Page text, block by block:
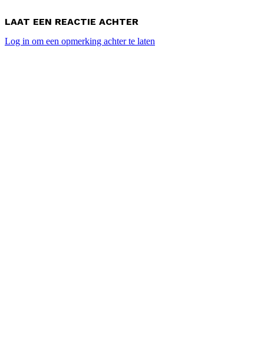
LAAT EEN REACTIE ACHTER
Log in om een opmerking achter te laten